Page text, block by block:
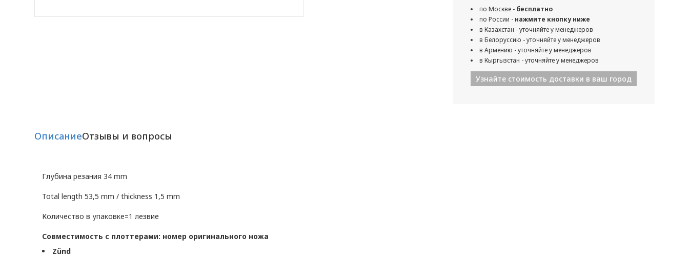
по Москве - бесплатно
по России - нажмите кнопку ниже
в Казахстан - уточняйте у менеджеров
в Белоруссию - уточняйте у менеджеров
в Армению - уточняйте у менеджеров
в Кыргызстан - уточняйте у менеджеров
Узнайте стоимость доставки в ваш город
ОписаниеОтзывы и вопросы
Глубина резания 34 mm
Total length 53,5 mm / thickness 1,5 mm
Количество в упаковке=1 лезвие
Совместимость с плоттерами: номер оригинального ножа
Zünd